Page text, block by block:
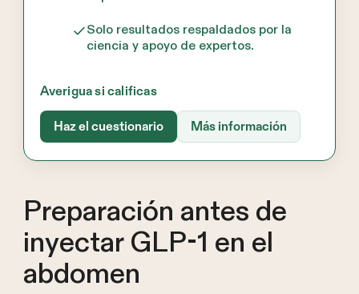
Solo resultados respaldados por la
ciencia y apoyo de expertos.
Averigua si calificas
Haz el cuestionario Más información
Preparación antes de
inyectar GLP-1 en el
abdomen